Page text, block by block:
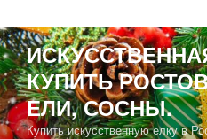
КУПИТЬ
ЕЛИ, СОСНЫ.
Купить искусственную елку в